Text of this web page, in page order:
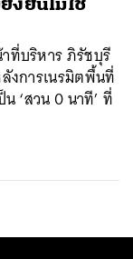
ที่บริหาร ภิรัชบุรี
งการเนรมิตพื้นที่
‘สวน 0 นาที’ ที่